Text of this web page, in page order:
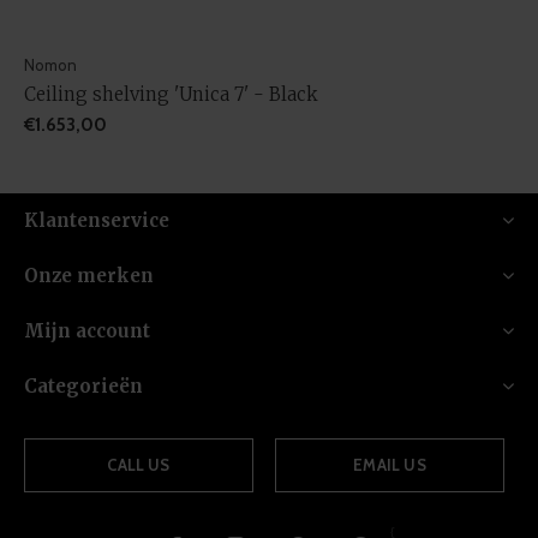
Nomon
Ceiling shelving 'Unica 7' - Black
€1.653,00
Klantenservice
Onze merken
Mijn account
Categorieën
CALL US EMAIL US